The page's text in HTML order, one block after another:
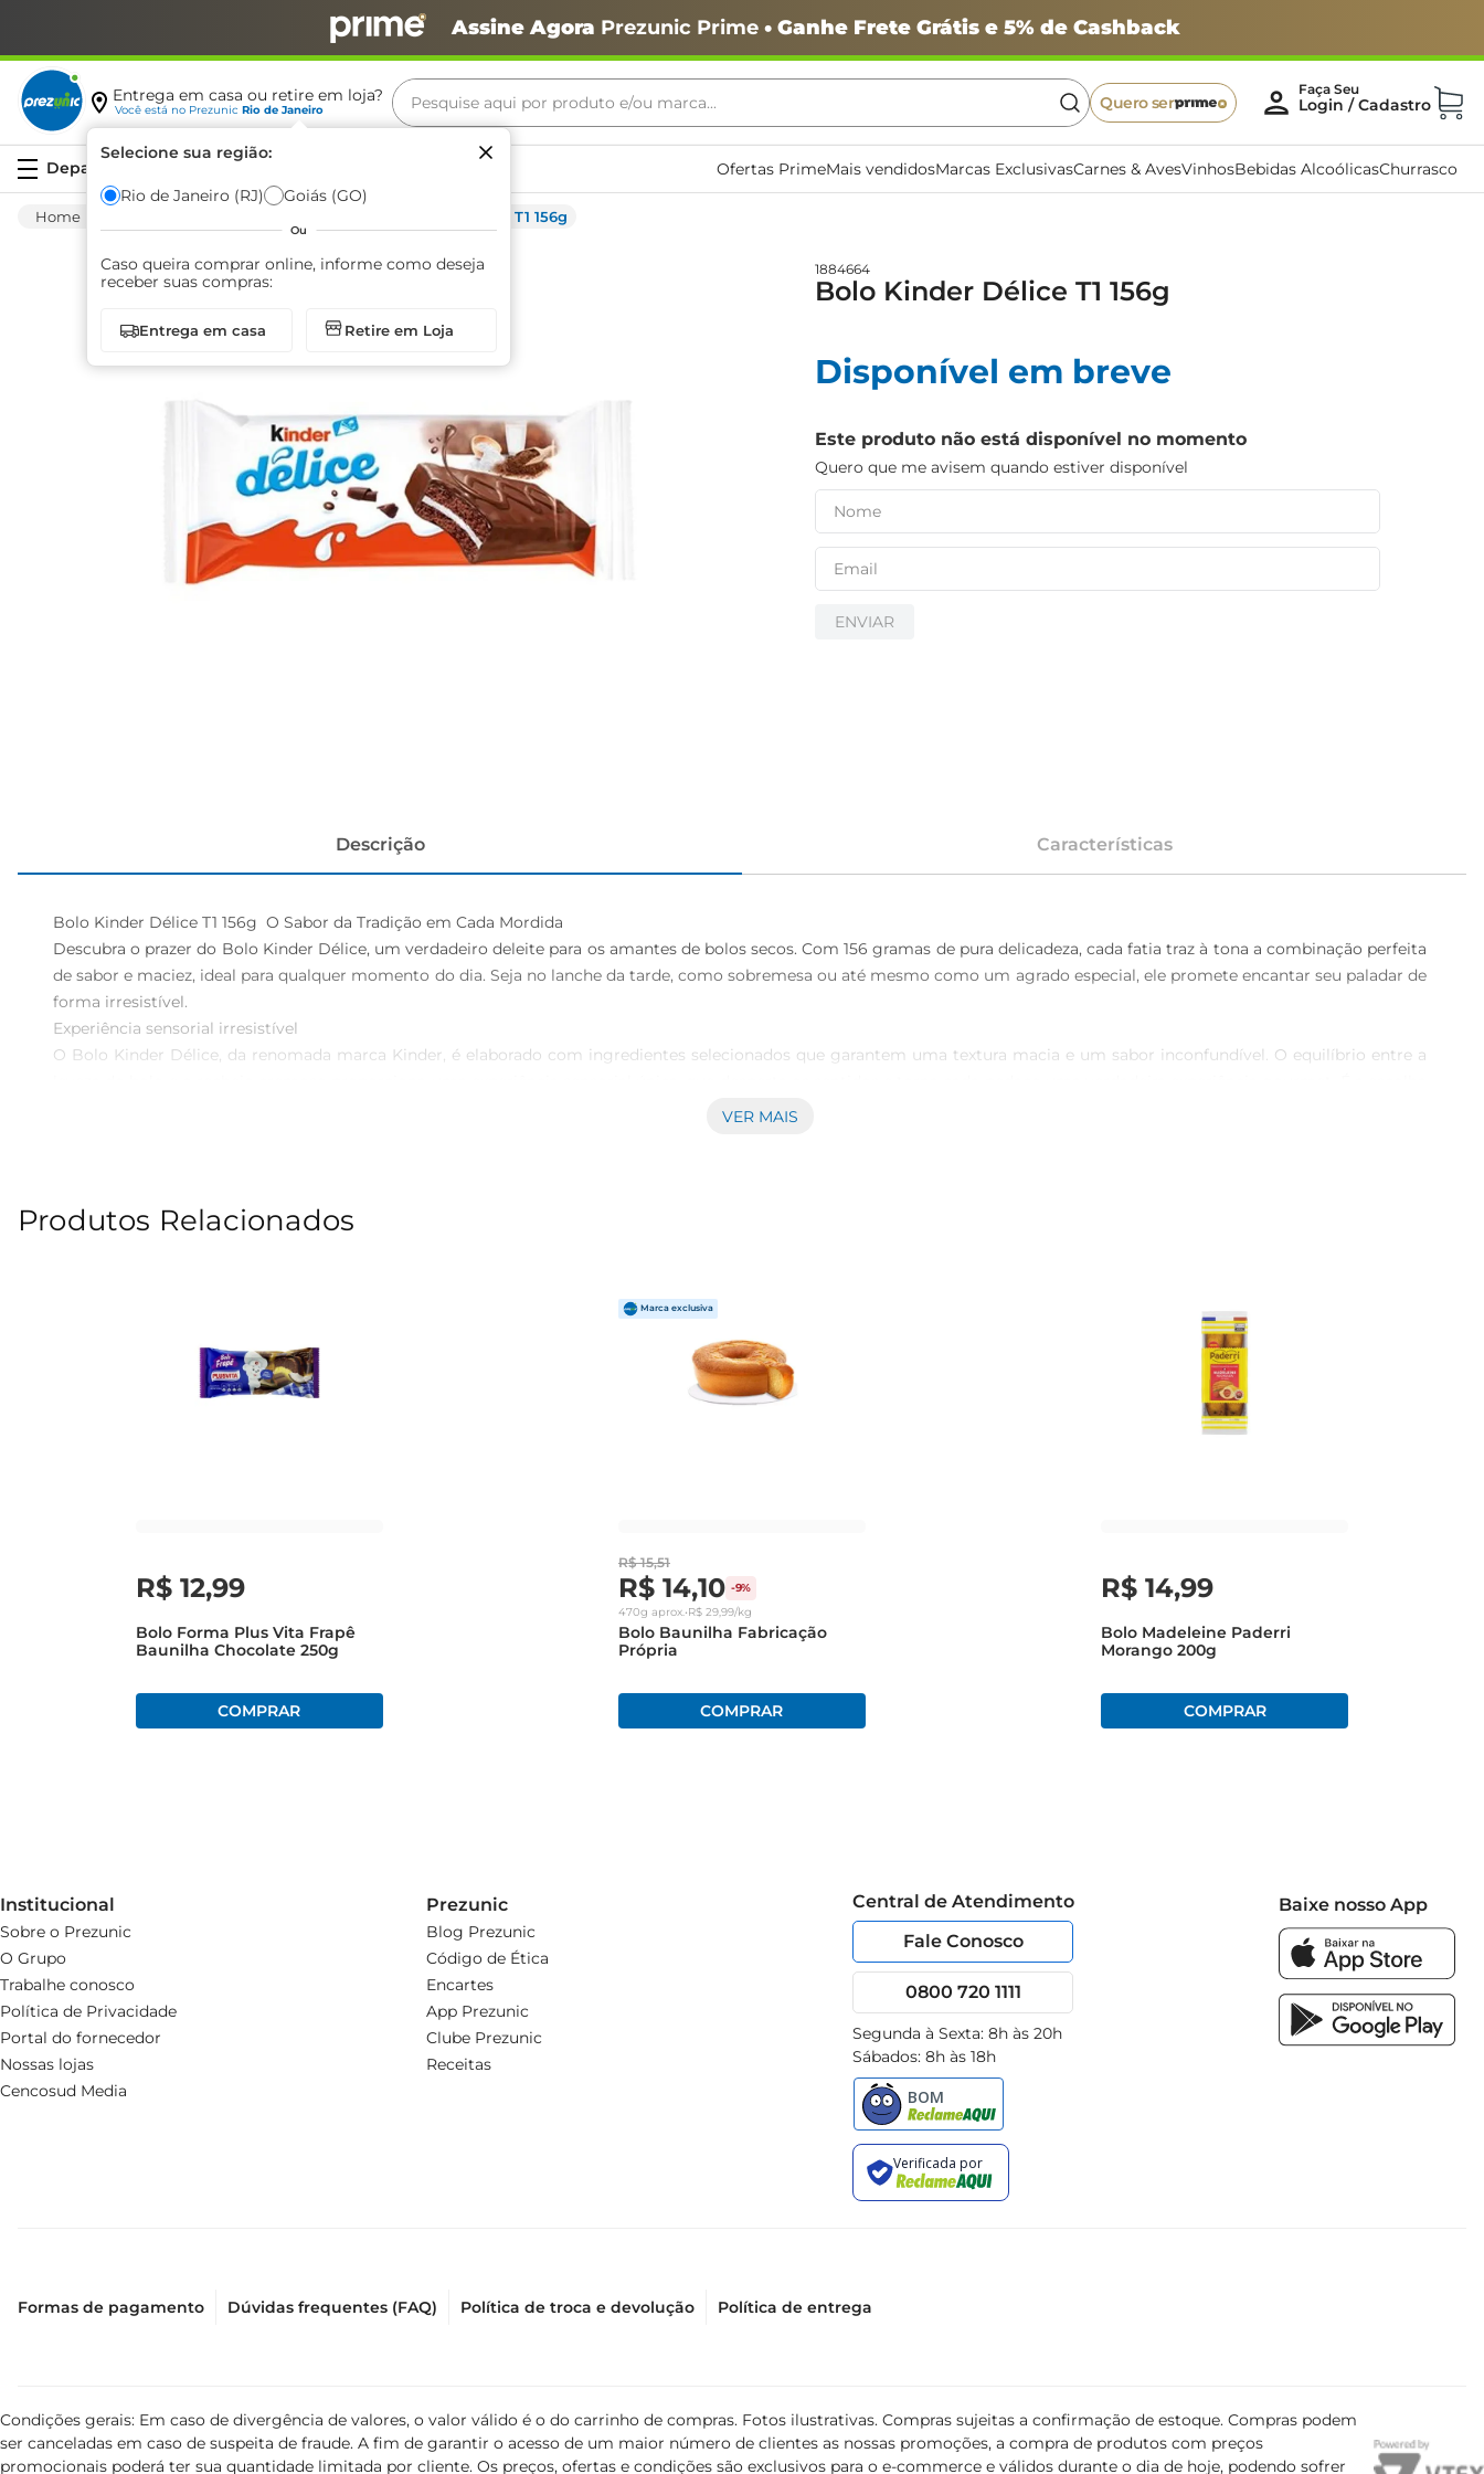
Assine Agora Prezunic Prime• Ganhe Frete Grátis e 5% de Cashback
Entrega em casa ou retire em loja?
Você está no Prezunic Rio de Janeiro
Selecione sua região:
Rio de Janeiro (RJ) Goiás (GO)
Ou
Caso queira comprar online, informe como deseja
receber suas compras:
Entrega em casa Retire em Loja
Pesquise aqui por produto e/ou marca...
Quero ser
Ofertas PrimeMais vendidosMarcas ExclusivasCarnes & AvesVinhosBebidas AlcoólicasChurrasco
Bolo Kinder Délice T1 156g
1884664
Bolo Kinder Délice T1 156g
Disponível em breve
Este produto não está disponível no momento
Quero que me avisem quando estiver disponível
ENVIAR
Descrição Características
Bolo Kinder Délice T1 156g  O Sabor da Tradição em Cada Mordida
Descubra o prazer do Bolo Kinder Délice, um verdadeiro deleite para os amantes de bolos secos. Com 156 gramas de pura delicadeza, cada fatia traz à tona a combinação perfeita
de sabor e maciez, ideal para qualquer momento do dia. Seja no lanche da tarde, como sobremesa ou até mesmo como um agrado especial, ele promete encantar seu paladar de
forma irresistível.
Experiência sensorial irresistível
O Bolo Kinder Délice, da renomada marca Kinder, é elaborado com ingredientes selecionados que garantem uma textura macia e um sabor inconfundível. O equilíbrio entre a
ideal para compartilhar com amigos e familiares, ou para saborear a sós em um momento de relaxamento especial.
oferece, permitindo que você aproveite momentos de prazer sem complicações.
Sinta a textura e sabor únicos deste bolo que é feito para surpreender e encantar, elevando suas experiências a um novo padrão. O Bolo Kinder Délice é mais do que um lanche, é
uma verdadeira celebração da boa gastronomia que merece fazer parte do seu cotidiano.
VER MAIS
Produtos Relacionados
R$ 12,99
Bolo Forma Plus Vita Frapê
Baunilha Chocolate 250g
R$ 15,51
R$ 14,10 -9%
470g aprox.•R$ 29,99/kg
Bolo Baunilha Fabricação
Própria
R$ 14,99
Bolo Madeleine Paderri
Morango 200g
Institucional
Sobre o Prezunic
O Grupo
Trabalhe conosco
Política de Privacidade
Portal do fornecedor
Nossas lojas
Cencosud Media
Prezunic
Blog Prezunic
Código de Ética
Encartes
App Prezunic
Clube Prezunic
Receitas
Central de Atendimento
Fale Conosco
0800 720 1111
Segunda à Sexta: 8h às 20h
Sábados: 8h às 18h
Baixe nosso App
Formas de pagamento Dúvidas frequentes (FAQ) Política de troca e devolução Política de entrega
Condições gerais: Em caso de divergência de valores, o valor válido é o do carrinho de compras. Fotos ilustrativas. Compras sujeitas a confirmação de estoque. Compras podem
ser canceladas em caso de suspeita de fraude. A fim de garantir o acesso de um maior número de clientes as nossas promoções, a compra de produtos com preços
promocionais poderá ter sua quantidade limitada por cliente. Os preços, ofertas e condições são exclusivos para o e-commerce e válidos durante o dia de hoje, podendo sofrer
Termos mais buscados
café
arroz
biscoito
cerveja
iogurte
papel higiênico